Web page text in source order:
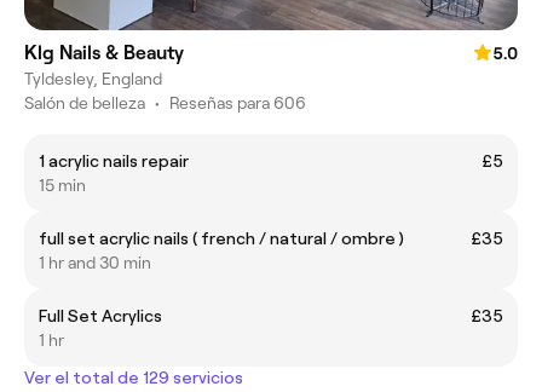
Klg Nails & Beauty
5.0
Tyldesley, England
Salón de belleza • Reseñas para 606
1 acrylic nails repair
£5
15 min
full set acrylic nails ( french / natural / ombre )
£35
1 hr and 30 min
Full Set Acrylics
£35
1 hr
Ver el total de 129 servicios